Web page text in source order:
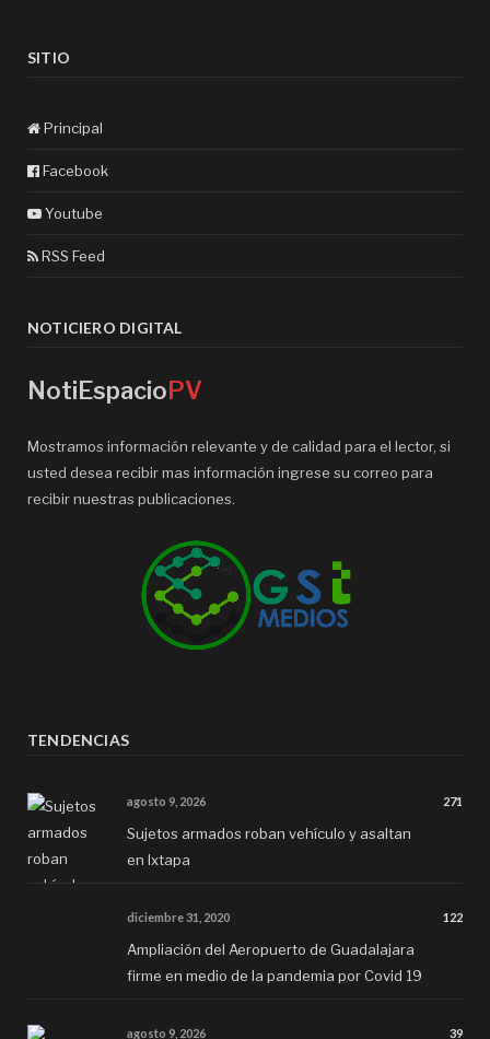
SITIO
Principal
Facebook
Youtube
RSS Feed
NOTICIERO DIGITAL
NotiEspacioPV
Mostramos información relevante y de calidad para el lector, si
usted desea recibir mas información ingrese su correo para
recibir nuestras publicaciones.
TENDENCIAS
agosto 9, 2026 271
Sujetos armados roban vehículo y asaltan
en Ixtapa
diciembre 31, 2020 122
Ampliación del Aeropuerto de Guadalajara
firme en medio de la pandemia por Covid 19
agosto 9, 2026 39